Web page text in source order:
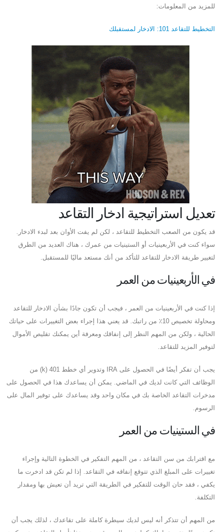
للمزيد من المعلومات:
التخطيط للتقاعد 101: الادخار لمستقبلك
تعديل استراتيجية ادخار التقاعد
قد يكون من الصعب التخطيط للتقاعد ، لكن لم يفت الأوان بعد لبدء الادخار.
سواء كنت في الأربعينيات أو الستينيات من عمرك ، هناك العديد من الطرق
لتغيير طريقة الادخار للتقاعد للتأكد من أنك مستعد ماليًا للمستقبل.
في الأربعينيات من العمر
إذا كنت في الأربعينيات من العمر ، فيجب أن تكون جادًا بشأن الادخار للتقاعد
ومحاولة تخصيص 10٪ من راتبك. قد يعني هذا إجراء بعض التغييرات على حياتك
الحالية ، ولكن من المهم النظر إلى إنفاقك ومعرفة أين يمكنك تقليص الأموال
لتوفير المزيد للتقاعد.
يجب أن تفكر أيضًا في الحصول على IRA وتدوير أي خطط 401 (k) من
الوظائف التي كانت لديك في الماضي. يمكن أن يساعدك هذا في الحصول على
مدخرات التقاعد الخاصة بك في مكان واحد وقد يساعدك على توفير المال على
الرسوم.
في الستينيات من العمر
مع اقترابك من سن التقاعد ، من المهم التفكير في الخطوة التالية وإجراء
تغييرات على المبلغ الذي تتوقع إنفاقه في التقاعد. إذا لم تكن قد ادخرت ما
يكفي ، فقد حان الوقت للتفكير في الطريقة التي تريد أن تعيش بها ومقدار
التكلفة.
من المهم أن تتذكر أنه ليس لديك سيطرة كاملة على تقاعدك ، لذلك يجب أن